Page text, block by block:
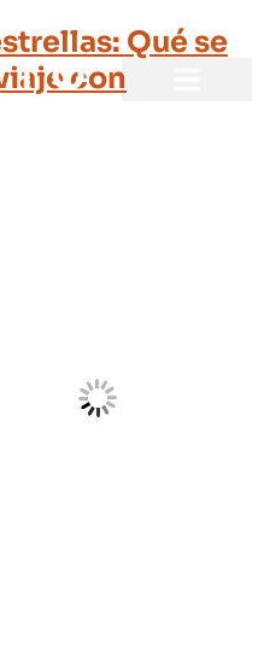
Qué se
con